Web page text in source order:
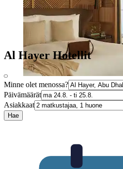
Al Hayer Hotellit
Minne olet menossa?
Päivämäärät
Asiakkaat
Hae